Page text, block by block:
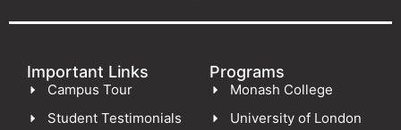
Important Links
Campus Tour
Student Testimonials
Programs
Monash College
University of London